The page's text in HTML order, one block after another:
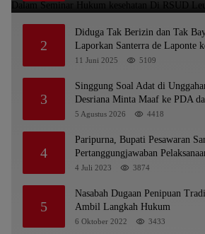
2
Diduga Tak Berizin dan Tak
Laporkan Santerra de Laponte
Batu
11 Juni 2025 5109
3
Singgung Soal Adat di
Desriana Minta Maaf ke PDA
5 Agustus 2026 4418
4
Paripurna, Bupati Pesawaran
Pertanggungjawaban
4 Juli 2023 3874
5
Nasabah Dugaan Penipuan
Ambil Langkah Hukum
6 Oktober 2022 3433